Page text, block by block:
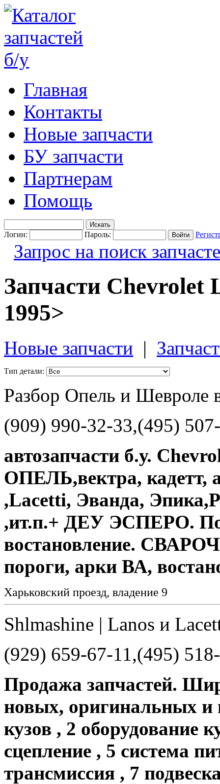
Главная
Контакты
Новые запчасти
БУ запчасти
Партнерам
Помощь
Логин: Пароль:
Запрос на поиск
Запчасти Chevrolet
1995>
Новые запчасти |
Тип детали:
Разбор Опель и Шевроле
(909) 990-32-33,(495)
автозапчасти б.у.
ОПЕЛЬ,вектра,
,Lacetti, Эванда,
,ит.п.+ ДЕУ ЭСПЕРО.
востановление.
пороги, арки ВА,
Харьковский проезд, владение 9
Shlmashine | Lanos и
(929) 659-67-11,(495)
Продажа запчастей.
новых, оригинальных и
кузов , 2 оборудование
сцепление , 5 система
трансмиссия , 7